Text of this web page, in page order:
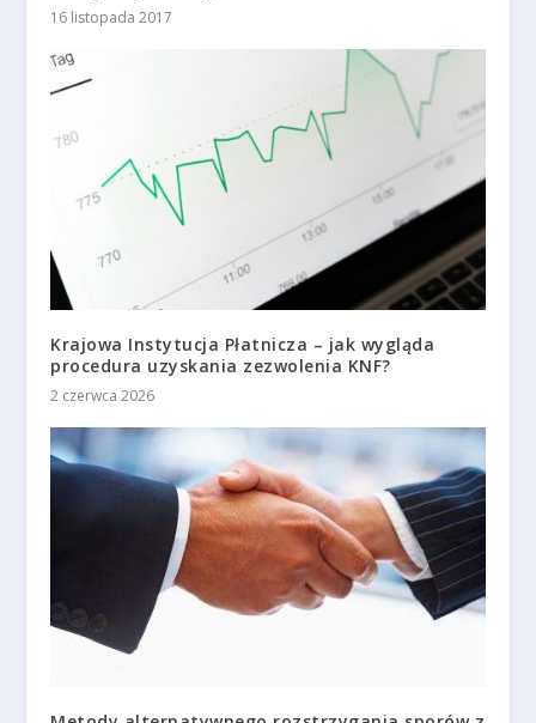
16 listopada 2017
Krajowa Instytucja Płatnicza – jak wygląda
procedura uzyskania zezwolenia KNF?
2 czerwca 2026